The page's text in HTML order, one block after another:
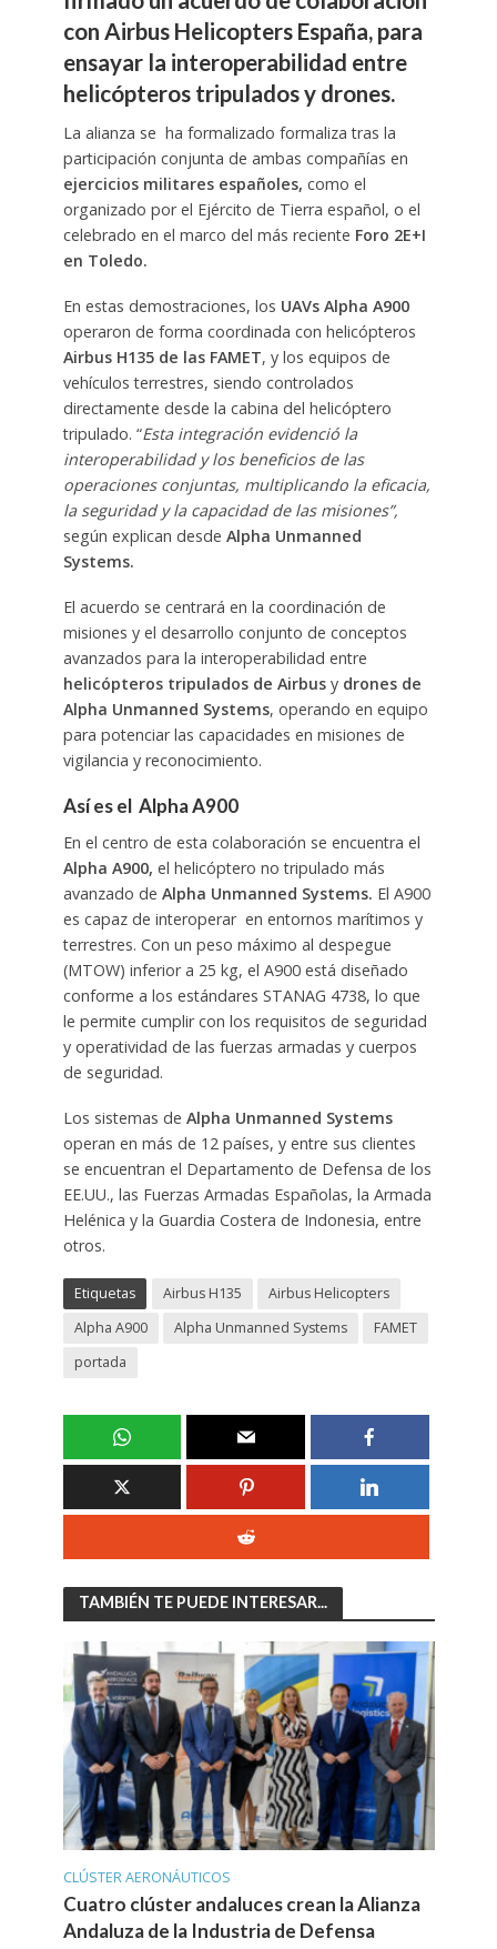
con Airbus Helicopters España, para
ensayar la interoperabilidad entre
helicópteros tripulados y drones.
La alianza se ha formalizado formaliza tras la
participación conjunta de ambas compañías en
ejercicios militares españoles, como el
organizado por el Ejército de Tierra español, o el
celebrado en el marco del más reciente Foro 2E+I
en Toledo.
En estas demostraciones, los UAVs Alpha A900
operaron de forma coordinada con helicópteros
Airbus H135 de las FAMET, y los equipos de
vehículos terrestres, siendo controlados
directamente desde la cabina del helicóptero
tripulado. “Esta integración evidenció la
interoperabilidad y los beneficios de las
operaciones conjuntas, multiplicando la eficacia,
la seguridad y la capacidad de las misiones”,
según explican desde Alpha Unmanned
Systems.
El acuerdo se centrará en la coordinación de
misiones y el desarrollo conjunto de conceptos
avanzados para la interoperabilidad entre
helicópteros tripulados de Airbusy drones de
Alpha Unmanned Systems, operando en equipo
para potenciar las capacidades en misiones de
vigilancia y reconocimiento.
Así es el Alpha A900
En el centro de esta colaboración se encuentra el
Alpha A900, el helicóptero no tripulado más
avanzado de Alpha Unmanned Systems. El A900
es capaz de interoperar en entornos marítimos y
terrestres. Con un peso máximo al despegue
(MTOW) inferior a 25 kg, el A900 está diseñado
conforme a los estándares STANAG 4738, lo que
le permite cumplir con los requisitos de seguridad
y operatividad de las fuerzas armadas y cuerpos
de seguridad.
Los sistemas de Alpha Unmanned Systems
operan en más de 12 países, y entre sus clientes
se encuentran el Departamento de Defensa de los
EE.UU., las Fuerzas Armadas Españolas, la Armada
Helénica y la Guardia Costera de Indonesia, entre
otros.
Etiquetas Airbus H135
Airbus Helicopters
Alpha A900
Alpha Unmanned Systems
FAMET
portada
TAMBIÉN TE PUEDE INTERESAR...
CLÚSTER AERONÁUTICOS
Cuatro clúster andaluces crean la Alianza
Andaluza de la Industria de Defensa